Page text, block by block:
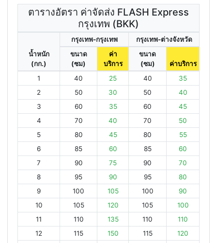
ตารางอัตรา ค่าจัดส่ง FLASH Express
กรุงเทพ (BKK)
น้ำหนัก
(กก.)
กรุงเทพ-กรุงเทพ
กรุงเทพ-ต่างจังหวัด
ขนาด
(ซม)
ค่า
บริการ
ขนาด
(ซม)
ค่าบริการ
1
40 25 40
35
2
50 30 50
40
3
60 35 60
45
4
70 40 70
50
5
80 45 80
55
6
85 60 85
60
7
90 75 90
70
8
95 90 95
80
9
100 105 100
90
10
105 120 105
100
11
110 135 110
110
12
115 150 115
120